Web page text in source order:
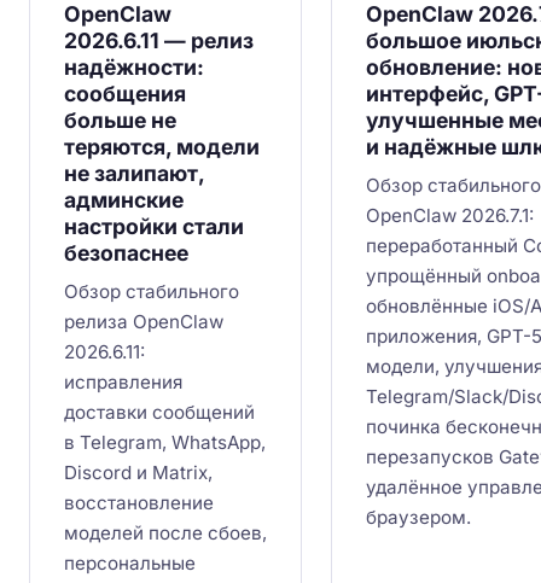
OpenClaw
2026.6.11 — релиз
надёжности:
сообщения
больше не
теряются, модели
не залипают,
админские
настройки стали
безопаснее
Обзор стабильного
релиза OpenClaw
2026.6.11:
исправления
доставки сообщений
в Telegram, WhatsApp,
Discord и Matrix,
восстановление
моделей после сбоев,
персональные
OpenClaw
большое
обновление:
интерфейс,
улучшенные
и надёжные
Обзор
OpenClaw 2026.7.1:
переработанный
упрощённый
обновлённые iOS/
приложения, GPT-
модели,
Telegram/Slack/
починка
перезапусков
удалённое
браузером.